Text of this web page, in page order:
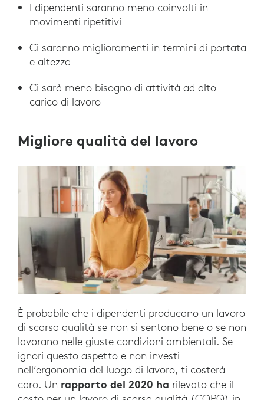
I dipendenti saranno meno coinvolti in
movimenti ripetitivi
Ci saranno miglioramenti in termini di portata
e altezza
Ci sarà meno bisogno di attività ad alto
carico di lavoro
Migliore qualità del lavoro
È probabile che i dipendenti producano un lavoro
di scarsa qualità se non si sentono bene o se non
lavorano nelle giuste condizioni ambientali. Se
ignori questo aspetto e non investi
nell’ergonomia del luogo di lavoro, ti costerà
caro. Un rapporto del 2020 ha rilevato che il